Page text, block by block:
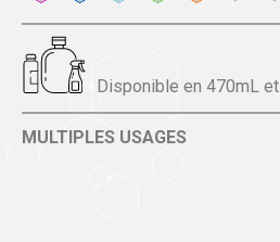
Disponible en 470mL
MULTIPLES USAGES